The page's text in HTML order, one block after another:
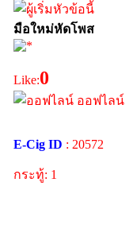
มือใหม่หัดโพส
Like:0
ออฟไลน์
E-Cig ID : 20572
กระทู้: 1